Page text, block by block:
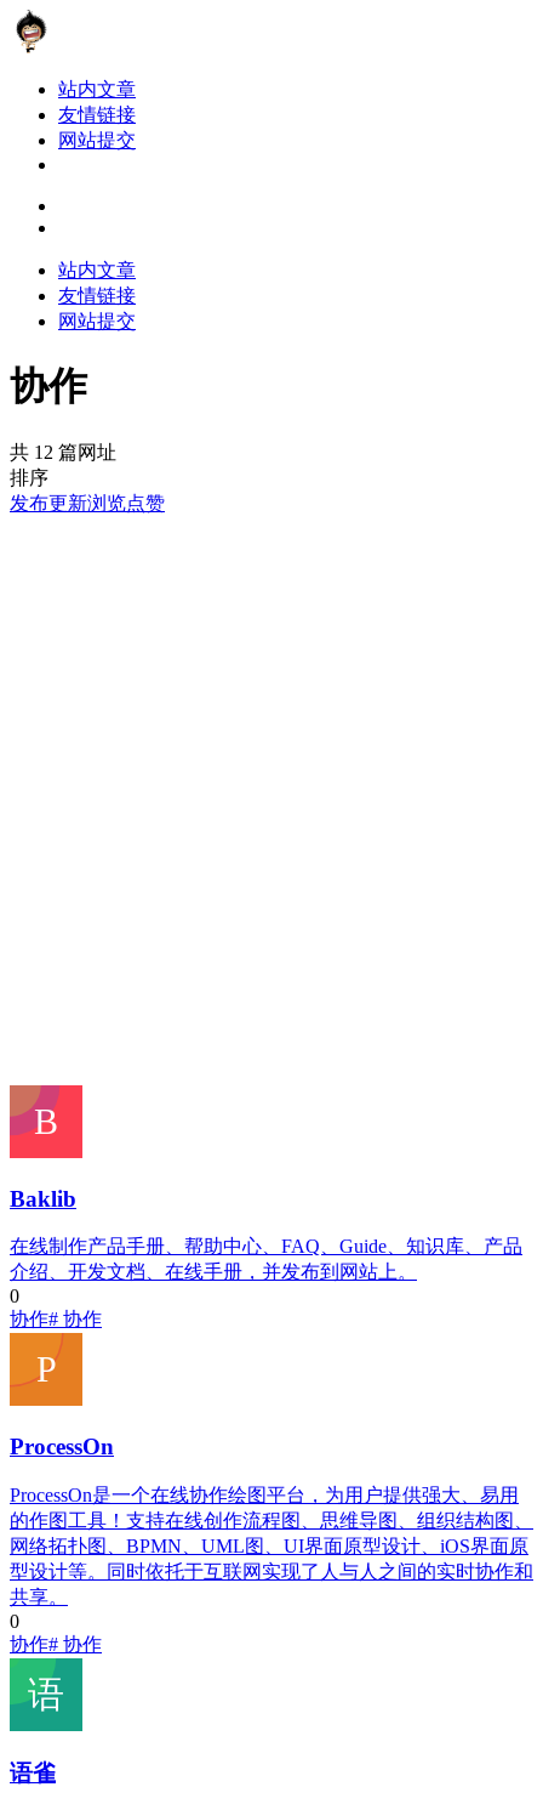
站内文章
友情链接
网站提交
站内文章
友情链接
网站提交
协作
共 12 篇网址
排序
发布更新浏览点赞
Baklib
在线制作产品手册、帮助中心、FAQ、Guide、知识库、产品
介绍、开发文档、在线手册，并发布到网站上。
0
协作# 协作
ProcessOn
ProcessOn是一个在线协作绘图平台，为用户提供强大、易用
的作图工具！支持在线创作流程图、思维导图、组织结构图、
网络拓扑图、BPMN、UML图、UI界面原型设计、iOS界面原
型设计等。同时依托于互联网实现了人与人之间的实时协作和
共享。
0
协作# 协作
语雀